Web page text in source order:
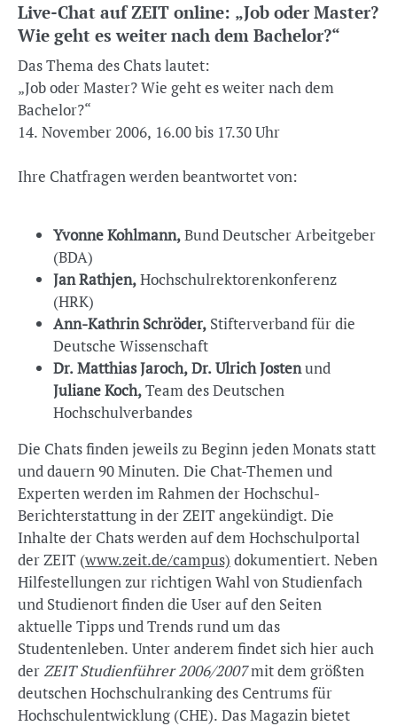
Live-Chat auf ZEIT online: „Job oder Master?
Wie geht es weiter nach dem Bachelor?“
Das Thema des Chats lautet:
„Job oder Master? Wie geht es weiter nach dem
Bachelor?“
14. November 2006, 16.00 bis 17.30 Uhr
Ihre Chatfragen werden beantwortet von:
Yvonne Kohlmann,Bund Deutscher Arbeitgeber
(BDA)
Jan Rathjen,Hochschulrektorenkonferenz
(HRK)
Ann-Kathrin Schröder, Stifterverband für die
Deutsche Wissenschaft
Dr. Matthias Jaroch, Dr. Ulrich Jostenund
Juliane Koch,Team des Deutschen
Hochschulverbandes
Die Chats finden jeweils zu Beginn jeden Monats statt
und dauern 90 Minuten. Die Chat-Themen und
Experten werden im Rahmen der Hochschul-
Berichterstattung in der ZEIT angekündigt. Die
Inhalte der Chats werden auf dem Hochschulportal
der ZEIT (www.zeit.de/campus) dokumentiert. Neben
Hilfestellungen zur richtigen Wahl von Studienfach
und Studienort finden die User auf den Seiten
aktuelle Tipps und Trends rund um das
Studentenleben. Unter anderem findet sich hier auch
derZEIT Studienführer 2006/2007mit dem größten
deutschen Hochschulranking des Centrums für
Hochschulentwicklung (CHE). Das Magazin bietet